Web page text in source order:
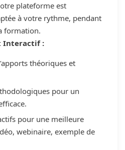
plateforme est
à votre rythme, pendant
formation.
Interactif :
théoriques et
pour un
pour une meilleure
webinaire, exemple de